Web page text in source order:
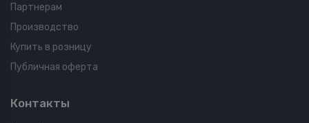
Партнерам
Производство
Купить в розницу
Публичная оферта
Контакты